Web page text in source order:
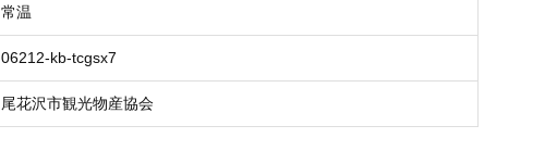
常温
06212-kb-tcgsx7
尾花沢市観光物産協会